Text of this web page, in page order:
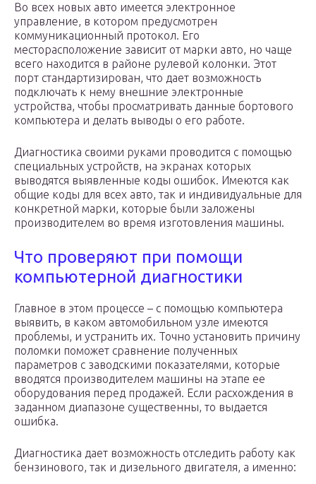
Во всех новых авто имеется электронное
управление, в котором предусмотрен
коммуникационный протокол. Его
месторасположение зависит от марки авто, но чаще
всего находится в районе рулевой колонки. Этот
порт стандартизирован, что дает возможность
подключать к нему внешние электронные
устройства, чтобы просматривать данные бортового
компьютера и делать выводы о его работе.
Диагностика своими руками проводится с помощью
специальных устройств, на экранах которых
выводятся выявленные коды ошибок. Имеются как
общие коды для всех авто, так и индивидуальные для
конкретной марки, которые были заложены
производителем во время изготовления машины.
Что проверяют при помощи
компьютерной диагностики
Главное в этом процессе – с помощью компьютера
выявить, в каком автомобильном узле имеются
проблемы, и устранить их. Точно установить причину
поломки поможет сравнение полученных
параметров с заводскими показателями, которые
вводятся производителем машины на этапе ее
оборудования перед продажей. Если расхождения в
заданном диапазоне существенны, то выдается
ошибка.
Диагностика дает возможность отследить работу как
бензинового, так и дизельного двигателя, а именно: